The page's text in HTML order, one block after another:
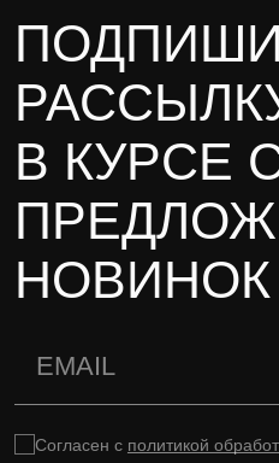
В КУРСЕ
НОВИНОК
Согласен с политикой